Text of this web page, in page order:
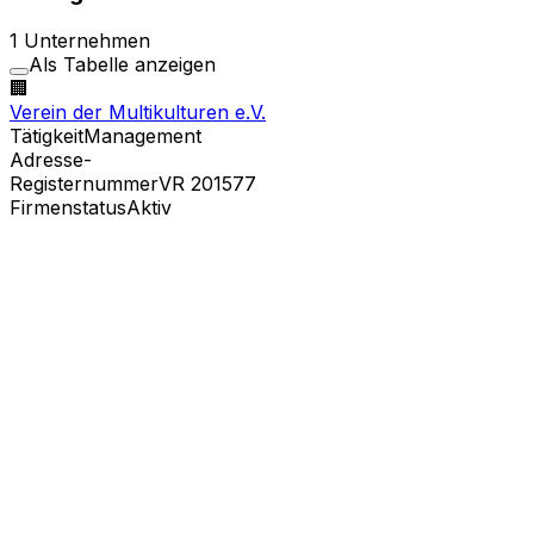
1 Unternehmen
Als Tabelle anzeigen
🏢
Verein der Multikulturen e.V.
TätigkeitManagement
Adresse-
RegisternummerVR 201577
FirmenstatusAktiv